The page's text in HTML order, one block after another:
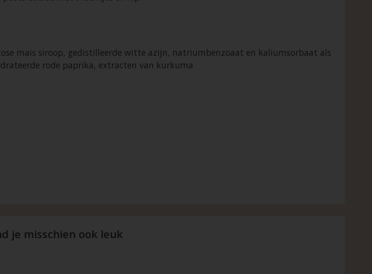
mais siroop, gedistilleerde witte azijn, natriumbenzoaat en kaliumsorbaat als
rode paprika, extracten van kurkuma
je misschien ook leuk